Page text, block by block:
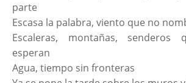
parte
Escasa la palabra, viento que no
Escaleras, montañas,
esperan
Agua, tiempo sin fronteras